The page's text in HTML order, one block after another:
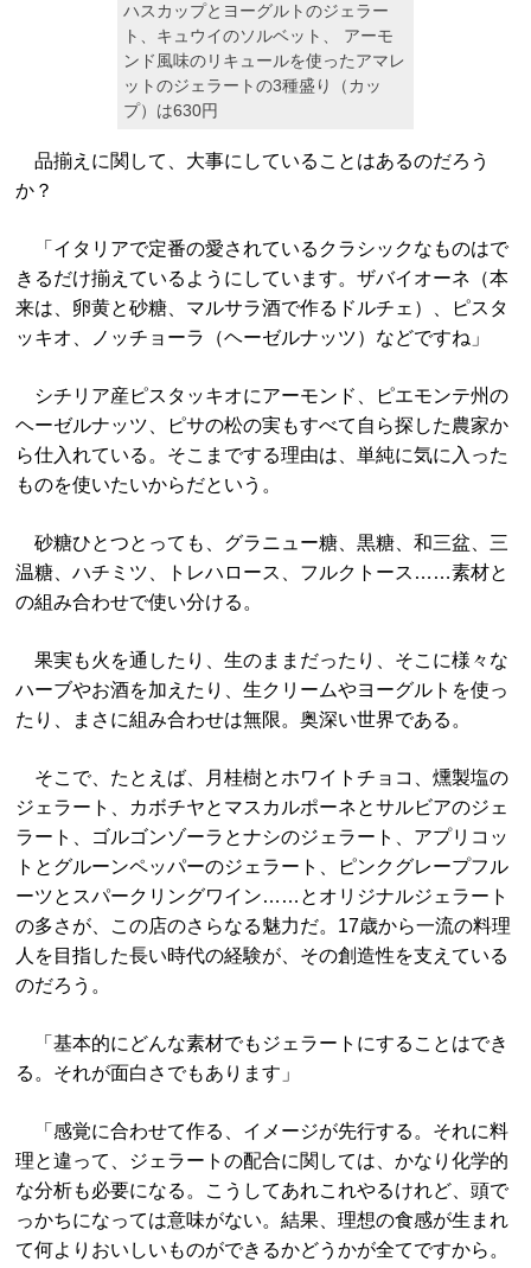
ハスカップとヨーグルトのジェラー
ト、キュウイのソルベット、 アーモ
ンド風味のリキュールを使ったアマレ
ットのジェラートの3種盛り（カッ
プ）は630円
品揃えに関して、大事にしていることはあるのだろう
か？
「イタリアで定番の愛されているクラシックなものはで
きるだけ揃えているようにしています。ザバイオーネ（本
来は、卵黄と砂糖、マルサラ酒で作るドルチェ）、ピスタ
ッキオ、ノッチョーラ（ヘーゼルナッツ）などですね」
シチリア産ピスタッキオにアーモンド、ピエモンテ州の
ヘーゼルナッツ、ピサの松の実もすべて自ら探した農家か
ら仕入れている。そこまでする理由は、単純に気に入った
ものを使いたいからだという。
砂糖ひとつとっても、グラニュー糖、黒糖、和三盆、三
温糖、ハチミツ、トレハロース、フルクトース……素材と
の組み合わせで使い分ける。
果実も火を通したり、生のままだったり、そこに様々な
ハーブやお酒を加えたり、生クリームやヨーグルトを使っ
たり、まさに組み合わせは無限。奥深い世界である。
そこで、たとえば、月桂樹とホワイトチョコ、燻製塩の
ジェラート、カボチヤとマスカルポーネとサルビアのジェ
ラート、ゴルゴンゾーラとナシのジェラート、アプリコッ
トとグルーンペッパーのジェラート、ピンクグレープフル
ーツとスパークリングワイン……とオリジナルジェラート
の多さが、この店のさらなる魅力だ。17歳から一流の料理
人を目指した長い時代の経験が、その創造性を支えている
のだろう。
「基本的にどんな素材でもジェラートにすることはでき
る。それが面白さでもあります」
「感覚に合わせて作る、イメージが先行する。それに料
理と違って、ジェラートの配合に関しては、かなり化学的
な分析も必要になる。こうしてあれこれやるけれど、頭で
っかちになっては意味がない。結果、理想の食感が生まれ
て何よりおいしいものができるかどうかが全てですから。